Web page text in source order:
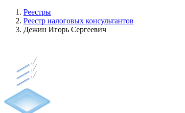
Реестры
Реестр налоговых консультантов
Дежин Игорь Сергеевич